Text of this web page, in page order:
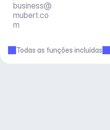
business@
mubert.co
m
Todas as funções incluídas